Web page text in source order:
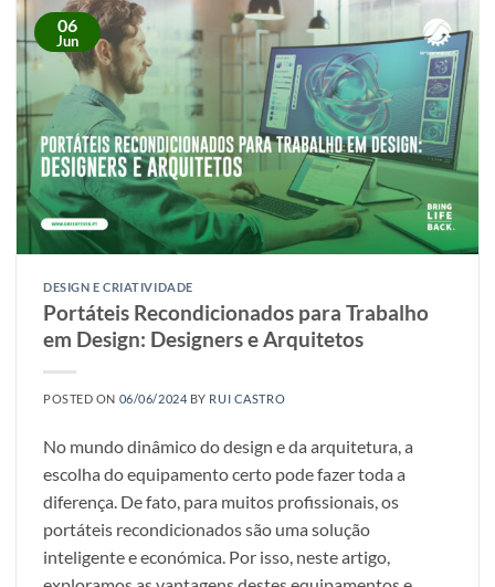
06
Jun
DESIGN E CRIATIVIDADE
Portáteis Recondicionados para Trabalho
em Design: Designers e Arquitetos
POSTED ON 06/06/2024 BY RUI CASTRO
No mundo dinâmico do design e da arquitetura, a
escolha do equipamento certo pode fazer toda a
diferença. De fato, para muitos profissionais, os
portáteis recondicionados são uma solução
inteligente e económica. Por isso, neste artigo,